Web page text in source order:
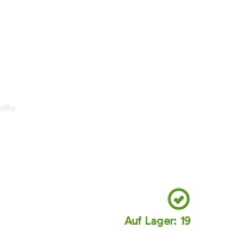
Auf Lager: 19